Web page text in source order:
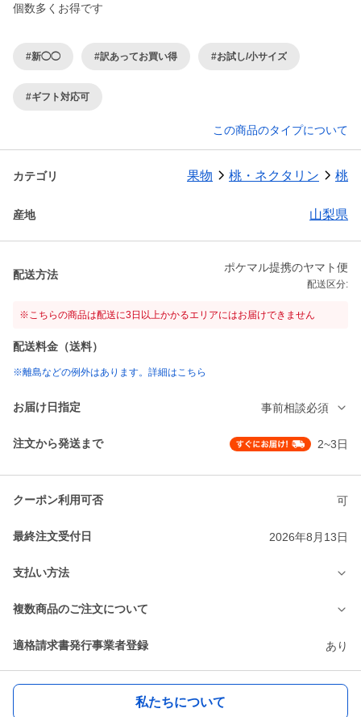
個数多くお得です
#新◯◯ #訳あってお買い得 #お試し/小サイズ
#ギフト対応可
この商品のタイプについて
カテゴリ 果物 桃・ネクタリン 桃
産地 山梨県
配送方法
ポケマル提携のヤマト便
配送区分:
※こちらの商品は配送に3日以上かかるエリアにはお届けできません
配送料金（送料）
※離島などの例外はあります。詳細はこちら
お届け日指定 事前相談必須
注文から発送まで 2~3日
クーポン利用可否 可
最終注文受付日 2026年8月13日
支払い方法
複数商品のご注文について
適格請求書発行事業者登録 あり
私たちについて